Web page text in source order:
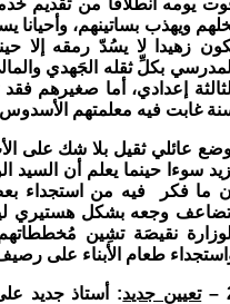
يومه انطلاقا من تقديم
ويهذب بساتينهم، وأحيانا
زهيدا لا يسُدّ رمقه إلا
المدرسي بكلِّ ثقله الجَهدي
الثالثة إعدادي، أما صغيرهم
غابت فيه معلمتهم الأسدوس
عائلي ثقيل بلا شك على
سوءا حينما يعلم أن السيد
ما فكر فيه من استجداء
وجعه بشكل هستيري
الوزارة نقيصَة تشِين
طعام الأبناء على
تعيين جديد: أستاذ جديد